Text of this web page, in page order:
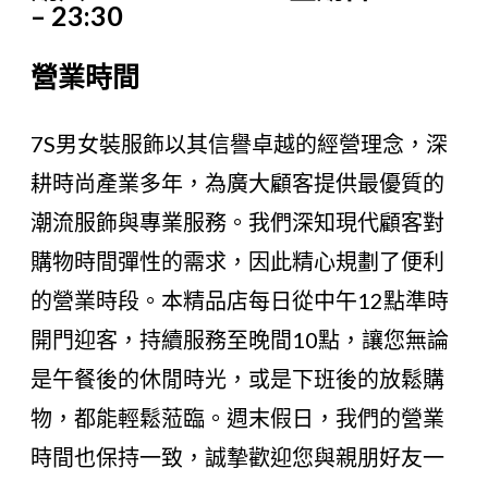
– 23:30
營業時間
7S男女裝服飾以其信譽卓越的經營理念，深
耕時尚產業多年，為廣大顧客提供最優質的
潮流服飾與專業服務。我們深知現代顧客對
購物時間彈性的需求，因此精心規劃了便利
的營業時段。本精品店每日從中午12點準時
開門迎客，持續服務至晚間10點，讓您無論
是午餐後的休閒時光，或是下班後的放鬆購
物，都能輕鬆蒞臨。週末假日，我們的營業
時間也保持一致，誠摯歡迎您與親朋好友一